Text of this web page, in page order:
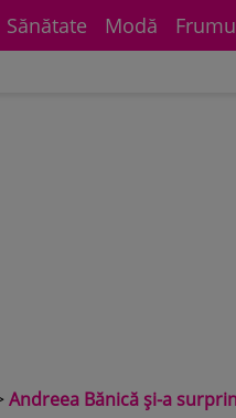
Sănătate Modă
Andreea Bănică și-a